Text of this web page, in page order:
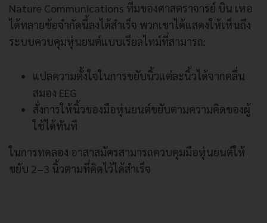
Nature Communications ทีมของศาสตราจารย์ บิน เหอ
ได้ทลายข้อจำกัดนี้ลงได้สำเร็จ พวกเขาได้แสดงให้เห็นถึง
ระบบควบคุมหุ่นยนต์แบบเรียลไทม์ที่สามารถ:
แปลความตั้งใจในการขยับนิ้วแต่ละนิ้วได้จากคลื่น
สมอง EEG
สั่งการให้นิ้วของมือหุ่นยนต์ขยับตามความคิดของผู้
ใช้ได้ทันที
ในการทดลอง อาสาสมัครสามารถควบคุมมือหุ่นยนต์ให้
ขยับ 2–3 นิ้วตามที่คิดไว้ได้สำเร็จ